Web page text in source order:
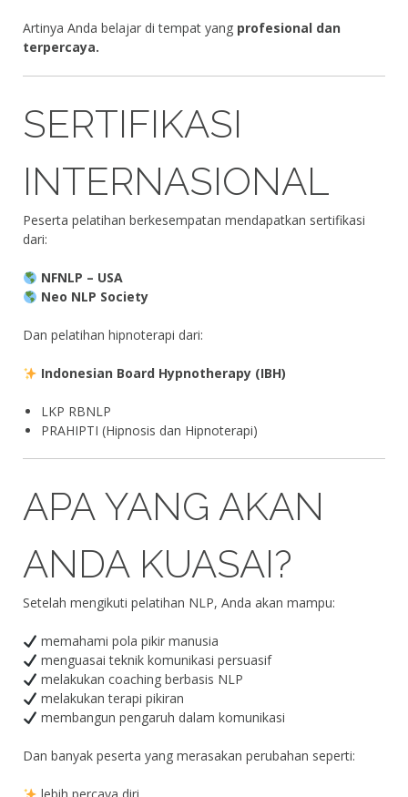
Artinya Anda belajar di tempat yang profesional dan
terpercaya.
SERTIFIKASI
INTERNASIONAL
Peserta pelatihan berkesempatan mendapatkan sertifikasi
dari:
NFNLP – USA
Neo NLP Society
Dan pelatihan hipnoterapi dari:
Indonesian Board Hypnotherapy (IBH)
LKP RBNLP
PRAHIPTI (Hipnosis dan Hipnoterapi)
APA YANG AKAN
ANDA KUASAI?
Setelah mengikuti pelatihan NLP, Anda akan mampu:
memahami pola pikir manusia
menguasai teknik komunikasi persuasif
melakukan coaching berbasis NLP
melakukan terapi pikiran
membangun pengaruh dalam komunikasi
Dan banyak peserta yang merasakan perubahan seperti: